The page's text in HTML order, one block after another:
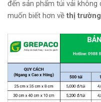
đến sản phẩm túi vải không
muốn biết hơn về thị